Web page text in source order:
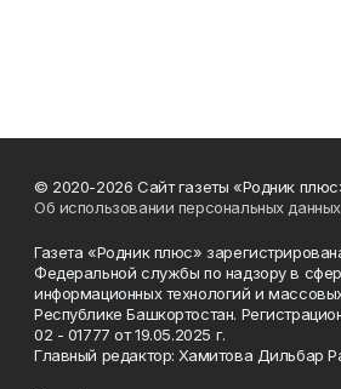
© 2020-2026 Сайт газеты «Родник
Об использовании персональных данных
Газета «Родник плюс»
Федеральной службы по надзору в
информационных технологий и
Республике Башкортостан.
02 - 01777 от 19.05.2025 г.
Главный редактор: Хамитова Дильбар